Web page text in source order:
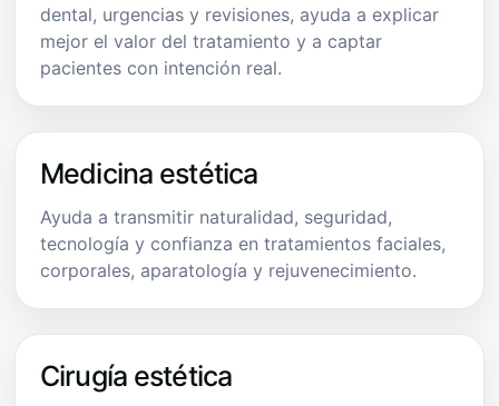
dental, urgencias y revisiones, ayuda a explicar
mejor el valor del tratamiento y a captar
pacientes con intención real.
Medicina estética
Ayuda a transmitir naturalidad, seguridad,
tecnología y confianza en tratamientos faciales,
corporales, aparatología y rejuvenecimiento.
Cirugía estética